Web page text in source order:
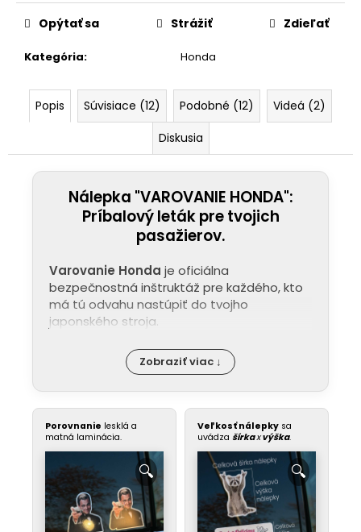
Kategória: Honda
Opýtať sa Strážiť Zdieľať
Popis Súvisiace (12) Podobné (12)
Videá (2)
Diskusia
Nálepka "VAROVANIE HONDA":
Príbalový leták pre tvojich
pasažierov.
Varovanie Honda je oficiálna
bezpečnostná inštruktáž pre každého, kto
má tú odvahu nastúpiť do tvojho
japonského stroja.
Zobraziť viac ↓
Porovnanie lesklá a
matná laminácia.
Veľkosť nálepky sa
uvádza šírkaxvýška.